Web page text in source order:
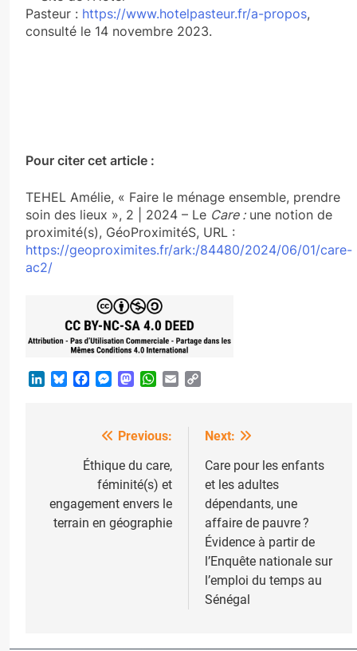
Pasteur : https://www.hotelpasteur.fr/a-propos,
consulté le 14 novembre 2023.
Pour citer cet article :
TEHEL Amélie, « Faire le ménage ensemble, prendre
soin des lieux », 2 | 2024 – Le Care :une notion de
proximité(s), GéoProximitéS, URL :
https://geoproximites.fr/ark:/84480/2024/06/01/care-
ac2/
LinkedInBlueskyFacebook
Messenger
Mastodon
WhatsApp
Email
navigation
Previous:
Éthique du care,
féminité(s) et
engagement envers le
terrain en géographie
Next:
Care pour les enfants
et les adultes
dépendants, une
affaire de pauvre ?
Évidence à partir de
l’Enquête nationale sur
l’emploi du temps au
Sénégal